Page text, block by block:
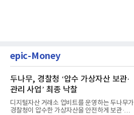
epic-Money
두나무, 경찰청 ‘압수 가상자산 보관·
관리 사업’ 최종 낙찰
디지털자산 거래소 업비트를 운영하는 두나무가
경찰청이 압수한 가상자산을 안전하게 보관·관